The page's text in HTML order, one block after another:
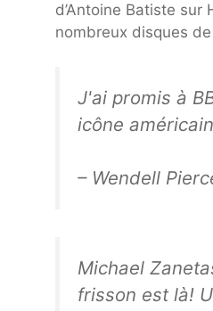
d’Antoine Batiste sur
nombreux disques
J'ai promis à
icône
– Wendell
Michael
frisson est là!